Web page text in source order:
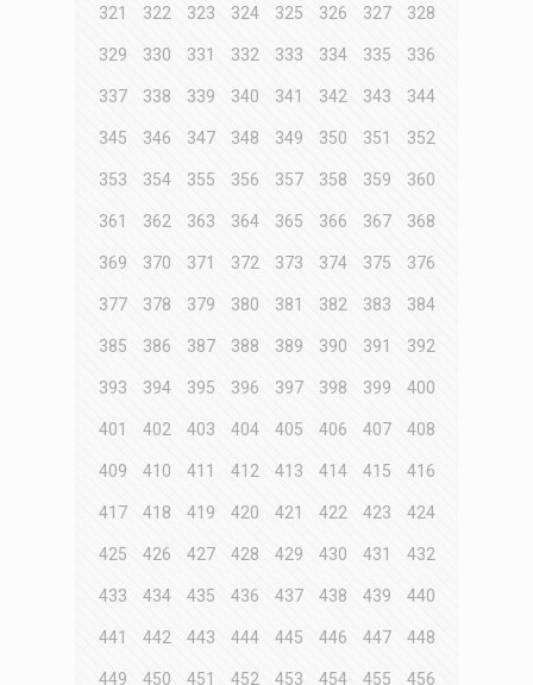
321 322 323 324 325 326 327 328
329 330 331 332 333 334 335 336
337 338 339 340 341 342 343 344
345 346 347 348 349 350 351 352
353 354 355 356 357 358 359 360
361 362 363 364 365 366 367 368
369 370 371 372 373 374 375 376
377 378 379 380 381 382 383 384
385 386 387 388 389 390 391 392
393 394 395 396 397 398 399 400
401 402 403 404 405 406 407 408
409 410 411 412 413 414 415 416
417 418 419 420 421 422 423 424
425 426 427 428 429 430 431 432
433 434 435 436 437 438 439 440
441 442 443 444 445 446 447 448
449 450 451 452 453 454 455 456